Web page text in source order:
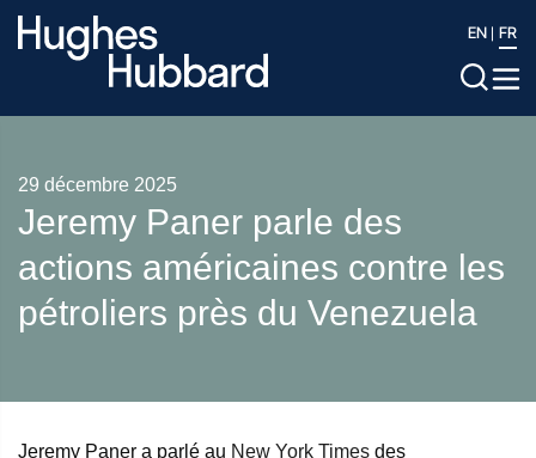
EN FR
29 décembre 2025
Jeremy Paner parle des
actions américaines contre les
pétroliers près du Venezuela
Jeremy Paner a parlé au New York Times des